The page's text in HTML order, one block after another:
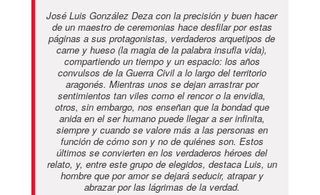
José Luis González Deza con la precisión y buen hacer
de un maestro de ceremonias hace desfilar por estas
páginas a sus protagonistas, verdaderos arquetipos de
carne y hueso (la magia de la palabra insufla vida),
compartiendo un tiempo y un espacio: los años
convulsos de la Guerra Civil a lo largo del territorio
aragonés. Mientras unos se dejan arrastrar por
sentimientos tan viles como el rencor o la envidia,
otros, sin embargo, nos enseñan que la bondad que
anida en el ser humano puede llegar a ser infinita,
siempre y cuando se valore más a las personas en
función de cómo son y no de quiénes son. Estos
últimos se convierten en los verdaderos héroes del
relato, y, entre este grupo de elegidos, destaca Luis, un
hombre que por amor se dejará seducir, atrapar y
abrazar por las lágrimas de la verdad.